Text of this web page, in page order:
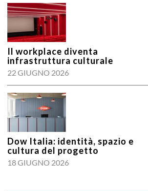
Il workplace diventa
infrastruttura culturale
22 GIUGNO 2026
Dow Italia: identità, spazio e
cultura del progetto
18 GIUGNO 2026